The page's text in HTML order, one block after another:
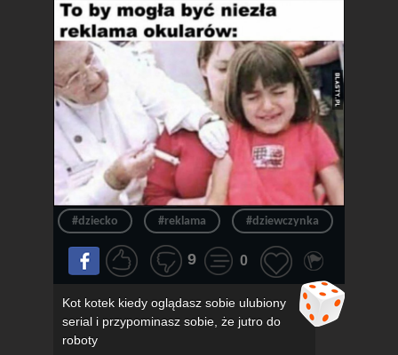
#dziecko #reklama #dziewczynka
9 0
Kot kotek kiedy oglądasz sobie ulubiony
serial i przypominasz sobie, że jutro do
roboty